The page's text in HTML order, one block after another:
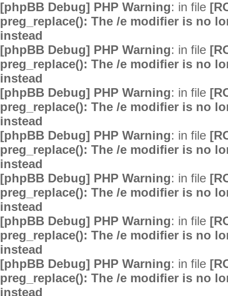
[phpBB Debug] PHP Warning: in file
preg_replace(): The /e modifier is no
instead
[phpBB Debug] PHP Warning: in file
preg_replace(): The /e modifier is no
instead
[phpBB Debug] PHP Warning: in file
preg_replace(): The /e modifier is no
instead
[phpBB Debug] PHP Warning: in file
preg_replace(): The /e modifier is no
instead
[phpBB Debug] PHP Warning: in file
preg_replace(): The /e modifier is no
instead
[phpBB Debug] PHP Warning: in file
preg_replace(): The /e modifier is no
instead
[phpBB Debug] PHP Warning: in file
preg_replace(): The /e modifier is no
instead